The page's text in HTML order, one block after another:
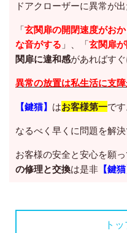
ドアクローザーに異常が
「玄関扉の開閉速度がお
な音がする 」、「玄関扉
関扉に違和感があればすぐ
異常の放置は私生活に支
【鍵猫】 はお客様第一です
なるべく早くに問題を解
お客様の安全と安心を願っ
の修理と交換は是非 【鍵猫
ト